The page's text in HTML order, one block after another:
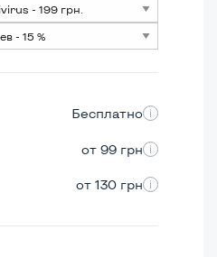
Бесплатно
от 99 грн
от 130 грн